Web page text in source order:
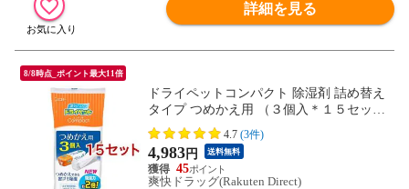
詳細を見る
8/8時点_ポイント最大11倍
ドライペットコンパクト 除湿剤 詰め替え
タイプ つめかえ用 （３個入＊１５セッ
ト）
4.7 (3件)
4,983円 送料無料
45
爽快ドラッグ(Rakuten Direct)